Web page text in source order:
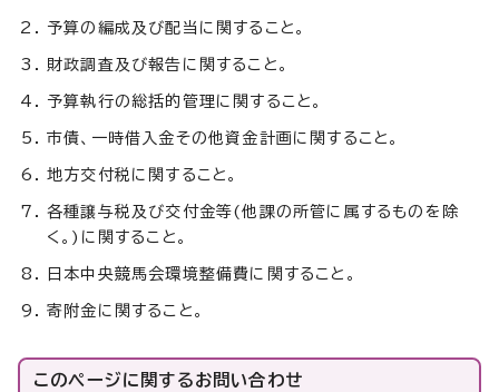
予算の編成及び配当に関すること。
財政調査及び報告に関すること。
予算執行の総括的管理に関すること。
市債、一時借入金その他資金計画に関すること。
地方交付税に関すること。
各種譲与税及び交付金等(他課の所管に属するものを除
く。)に関すること。
日本中央競馬会環境整備費に関すること。
寄附金に関すること。
このページに関するお問い合わせ